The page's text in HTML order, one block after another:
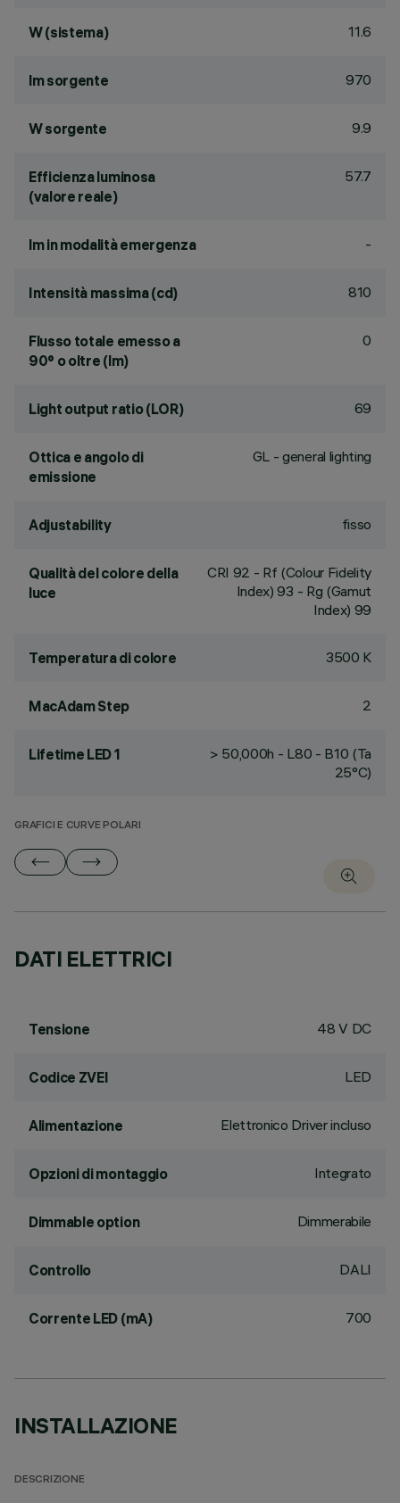
W (sistema) 11.6
lm sorgente 970
W sorgente 9.9
Efficienza luminosa
(valore reale)
57.7
lm in modalità emergenza -
Intensità massima (cd) 810
Flusso totale emesso a
90° o oltre (lm)
0
Light output ratio (LOR) 69
Ottica e angolo di
emissione
GL - general lighting
Adjustability fisso
Qualità del colore della
luce
CRI 92 - Rf (Colour Fidelity
Index) 93 - Rg (Gamut
Index) 99
Temperatura di colore 3500 K
MacAdam Step 2
Lifetime LED 1
> 50,000h - L80 - B10 (Ta
25°C)
GRAFICI E CURVE POLARI
DATI ELETTRICI
Tensione 48 V DC
Codice ZVEI LED
Alimentazione Elettronico Driver incluso
Opzioni di montaggio Integrato
Dimmable option Dimmerabile
Controllo DALI
Corrente LED (mA) 700
INSTALLAZIONE
DESCRIZIONE